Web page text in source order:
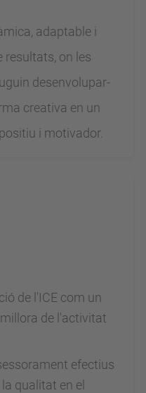
adaptable i
resultats, on les
desenvolupar-
creativa en un
i motivador.
de l'ICE com un
de l'activitat
efectius
qualitat en el